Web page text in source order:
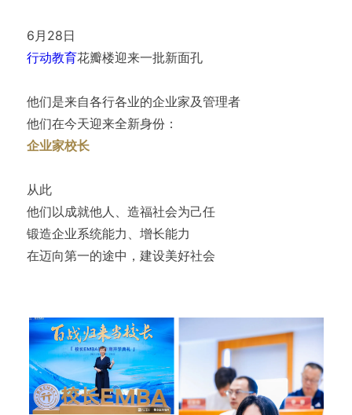
6月28日
行动教育花瓣楼迎来一批新面孔
他们是来自各行各业的企业家及管理者
他们在今天迎来全新身份：
企业家校长
从此
他们以成就他人、造福社会为己任
锻造企业系统能力、增长能力
在迈向第一的途中，建设美好社会